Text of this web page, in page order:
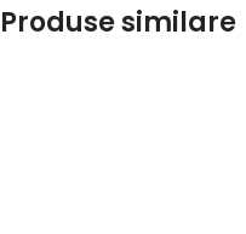
Produse similare